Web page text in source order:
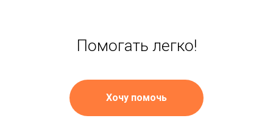
Помогать легко!
Хочу помочь